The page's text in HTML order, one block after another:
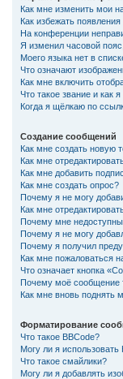
Как мне изменить мои
Как избежать
На конференции
Я изменил часовой
Моего языка нет в
Что означают
Как мне включить
Что такое звание и как
Когда я щёлкаю по
Создание сообщений
Как мне создать новую
Как мне
Как мне добавить
Как мне создать опрос?
Почему я не могу
Как мне
Почему мне
Почему я не могу
Почему я получил
Как мне пожаловаться
Что означает кнопка
Почему моё сообщение
Как мне вновь поднять
Форматирование
Что такое BBCode?
Могу ли я использовать
Что такое смайлики?
Могу ли я добавлять